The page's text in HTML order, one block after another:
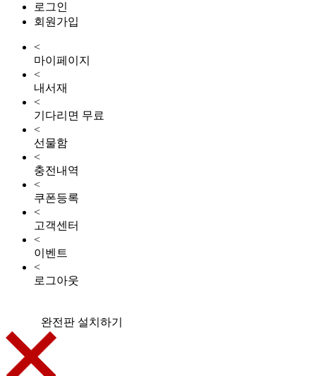
로그인
회원가입
<
마이페이지
<
내서재
<
기다리면 무료
<
선물함
<
충전내역
<
쿠폰등록
<
고객센터
<
이벤트
<
로그아웃
완전판 설치하기